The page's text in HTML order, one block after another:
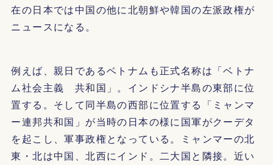
在の日本では中国の他に北朝鮮や韓国の左派政権が
ニュースになる。
例えば、親日であるベトナムも正式名称は「ベトナ
ム社会主義 共和国」。インドシナ半島の東部に位
置する。そして同半島の西部に位置する「ミャンマ
ー連邦共和国」が当時の日本の様に国軍がクーデタ
を起こし、軍事政権となっている。ミャンマーの北
東・北は中国、北西にインド。二大国と隣接。近い